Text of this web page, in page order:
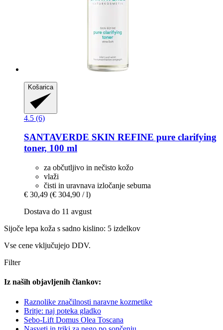
Košarica
4.5 (6)
SANTAVERDE SKIN REFINE pure clarifying
toner, 100 ml
za občutljivo in nečisto kožo
vlaži
čisti in uravnava izločanje sebuma
€ 30,49 (€ 304,90 / l)
Dostava do 11 avgust
Sijoče lepa koža s sadno kislino: 5 izdelkov
Vse cene vključujejo DDV.
Filter
Iz naših objavljenih člankov:
Raznolike značilnosti naravne kozmetike
Britje: naj poteka gladko
Sebo-Lift Domus Olea Toscana